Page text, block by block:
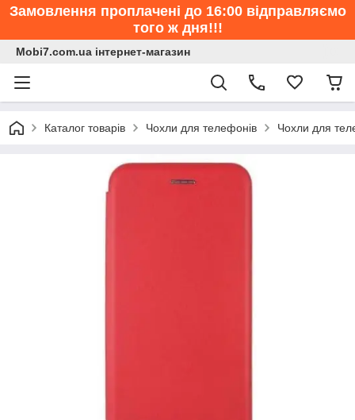
Замовлення проплачені до 16:00 відправляємо
того ж дня!!!
Mobi7.com.ua інтернет-магазин
Каталог товарів Чохли для телефонів Чохли для